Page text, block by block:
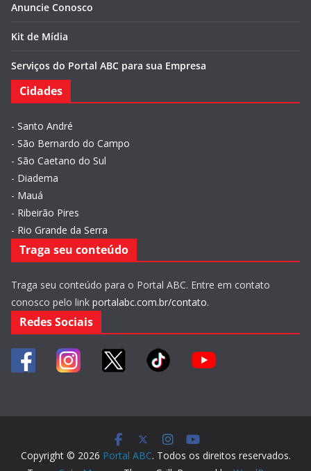
Anuncie Conosco
Kit de Mídia
Serviços do Portal ABC para sua Empresa
Cidades
- Santo André
- São Bernardo do Campo
- São Caetano do Sul
- Diadema
- Mauá
- Ribeirão Pires
- Rio Grande da Serra
Traga seu conteúdo
Traga seu conteúdo para o Portal ABC. Entre em contato
conosco pelo link portalabc.com.br/contato.
Redes Sociais
Copyright © 2026 Portal ABC. Todos os direitos reservados.